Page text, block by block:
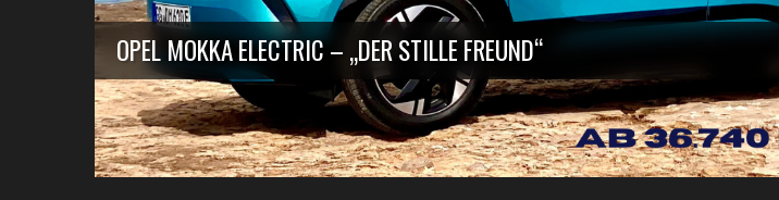
OPEL MOKKA ELECTRIC – „DER STILLE FREUND“